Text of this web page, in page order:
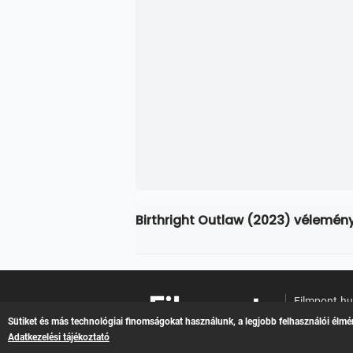
Birthright Outlaw (2023)
Filmpont.hu
Online
Sütiket és más technológiai finomságokat használunk, a legjobb felhasználói
Adatkezelési tájékoztató